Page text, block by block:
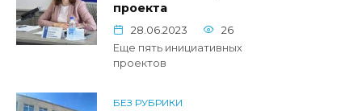
проекта
28.06.2023
26
Eще пять инициативных
проектов
БЕЗ РУБРИКИ